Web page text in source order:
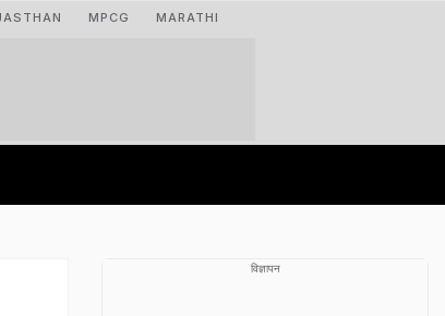
MPCG MARATHI
विज्ञापन